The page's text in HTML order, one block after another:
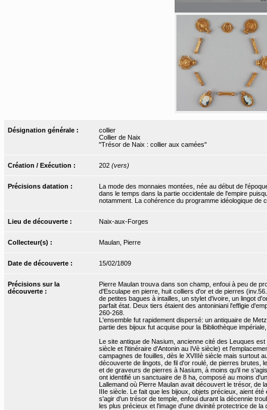
Désignation générale :
collier
Collier de Naix
"Trésor de Naix : collier aux camées"
Création / Exécution : 202 (vers)
Précisions datation :
La mode des monnaies montées, née au début de
dans le temps dans la partie occidentale de l'empire
notamment. La cohérence du programme idéologique de
Lieu de découverte : Naix-aux-Forges
Collecteur(s) : Maulan, Pierre
Date de découverte : 15/02/1809
Précisions sur la
découverte :
Pierre Maulan trouva dans son champ, enfoui à peu de
d'Esculape en pierre, huit colliers d'or et de pierres
de petites bagues à intailles, un stylet d'ivoire, un lingot
parfait état. Deux tiers étaient des antoniniani l'effigie
260-268.
L'ensemble fut rapidement dispersé: un antiquaire de
partie des bijoux fut acquise pour la Bibliothèque
Le site antique de Nasium, ancienne cité des Leuques
siècle et l'itinéraire d'Antonin au IVè siècle) et
campagnes de fouilles, dès le XVIIIè siècle mais surtout
découverte de lingots, de fil d'or roulé, de pierres brutes,
et de graveurs de pierres à Nasium, à moins qu'il ne
ont identifié un sanctuaire de 8 ha, composé au moins
Lallemand où Pierre Maulan avait découvert le trésor, de
IIIe siècle. Le fait que les bijoux, objets précieux, aient
s'agir d'un trésor de temple, enfoui durant la décennie
les plus précieux et l'image d'une divinité protectrice de la